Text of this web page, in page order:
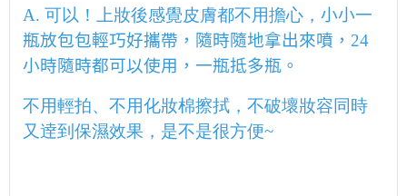
A. 可以！上妝後感覺皮膚都不用擔心， 小小一
瓶放包包輕巧好攜帶，隨時隨地拿出來噴， 24
小時隨時都可以使用，一瓶抵多瓶。
不用輕拍、不用化妝棉擦拭，不破壞妝容同時
又逹到保濕效果，是不是很方便~